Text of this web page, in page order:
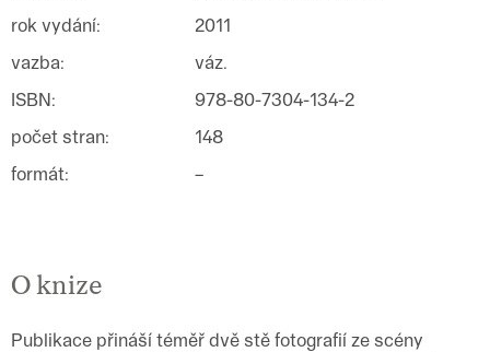
rok vydání:
2011
vazba:
váz.
ISBN:
978-80-7304-134-2
počet stran:
148
formát: –
O knize
Publikace přináší téměř dvě stě fotografií ze scény